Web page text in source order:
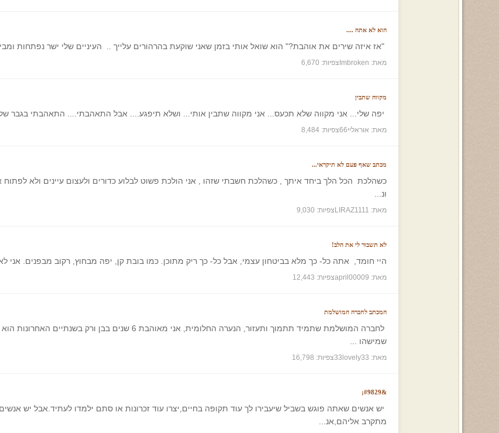
הוא לא אתה ....
"אז איזה שירים את אוהבת?" הוא שואל אותי בזמן שאני שוקעת בהרהורים עלייך .. העיניים שלי ישר נפתחות
מאת: Imbroken צפיות: 6,670
מקווה שתבין
יפה שלי... אני מקווה שלא תכעס... אני מקווה שתבין אותי... ושלא תיפגע.... אבל התאהבתי.... התאהבתי בגבר
מאת: אוראליי66 צפיות: 8,484
מכתב שאף פעם לא תיקראי...
כשהלכת הכל הלך ביחד איתך , כשהלכת חשבתי שזהו , אני הולכת פשוט לבלוע כדורים ולעצום עיינים ולא
ונ...
מאת: LIRAZ1111 צפיות: 9,030
לא תשבור לי את הלב!
היי חומד, אתה כל- כך מלא בביטחון עצמי, אבל כל- כך ריק מתוכן. כמו בובת קן, יפה מבחוץ, רקוב מבפנים. אני
מאת: april00009 צפיות: 12,443
המכתב לחברה המושלמת
לחברה המושלמת שתמיד תתמוך ותעזור, הנערה החלומית, אני מאוהבת
שמישהו ...
מאת: 33lovely33 צפיות: 16,798
&#9829;
יש אנשים שאתה פוגש בשביל שיעבירו לך עוד תקופה בחיים,יצרו עוד זכרונות או סתם ילמדו לעתיד.אבל יש
מתקרב אליהם,אנ...